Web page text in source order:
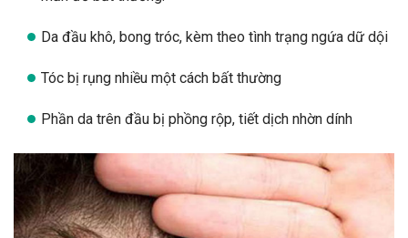
Da đầu khô, bong tróc, kèm theo tình trạng ngứa dữ dội
Tóc bị rụng nhiều một cách bất thường
Phần da trên đầu bị phồng rộp, tiết dịch nhờn dính